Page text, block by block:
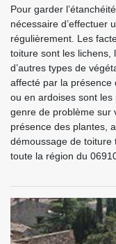
Pour garder
nécessaire d’effectuer
régulièrement. Les
toiture sont les lichens,
d’autres types de
affecté par la présence
ou en ardoises sont
genre de problème sur
présence des plantes,
démoussage de toiture
toute la région du